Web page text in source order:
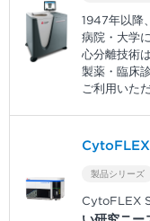
1947年以降
病院・大学
心分離技術
製薬・臨床
ご利用いた
製品シリーズ
CytoFLEX